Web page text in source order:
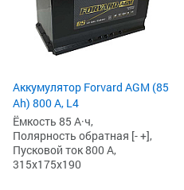
Аккумулятор Forvard AGM (85
Ah) 800 А, L4
Ёмкость 85 А·ч,
Полярность обратная [- +],
Пусковой ток 800 А,
315x175x190